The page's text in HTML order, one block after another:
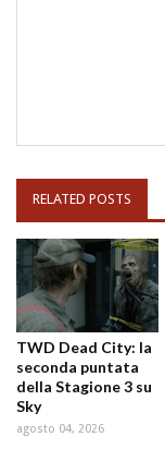
RELATED POSTS
TWD Dead City: la
seconda puntata
della Stagione 3 su
Sky
agosto 04, 2026